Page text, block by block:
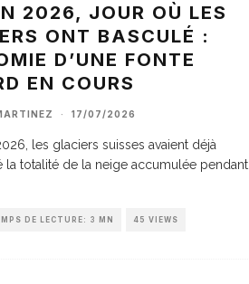
2026, JOUR OÙ LES
ONT BASCULÉ :
D’UNE FONTE
EN COURS
· 17/07/2026
les glaciers suisses avaient déjà
la totalité de la neige accumulée pendant
DE LECTURE: 3 MN 45 VIEWS